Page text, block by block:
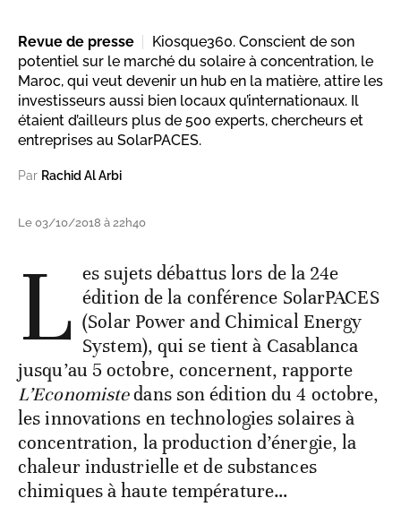
Revue de presse
Kiosque360. Conscient de son
potentiel sur le marché du solaire à concentration, le
Maroc, qui veut devenir un hub en la matière, attire les
investisseurs aussi bien locaux qu’internationaux. Il
étaient d’ailleurs plus de 500 experts, chercheurs et
entreprises au SolarPACES.
Par Rachid Al Arbi
Le 03/10/2018 à 22h40
L es sujets débattus lors de la 24e
édition de la conférence SolarPACES
(Solar Power and Chimical Energy
System), qui se tient à Casablanca
jusqu’au 5 octobre, concernent, rapporte
L’Economistedans son édition du 4 octobre,
les innovations en technologies solaires à
concentration, la production d’énergie, la
chaleur industrielle et de substances
chimiques à haute température…